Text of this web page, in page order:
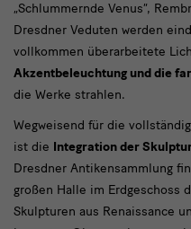
der
bis
1800
„Schlummernde Venus“,
Dresdner Veduten werden
vollkommen überarbeitete
Akzentbeleuchtung und die
die Werke strahlen.
Wegweisend für die
ist die Integration der
Dresdner Antikensammlung
großen Halle im Erdgeschoss
Skulpturen aus Renaissance